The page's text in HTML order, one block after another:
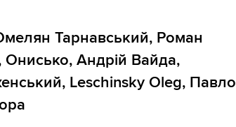
Тарнавський, Роман
Онисько, Андрій Вайда,
Leschinsky Oleg, Павло